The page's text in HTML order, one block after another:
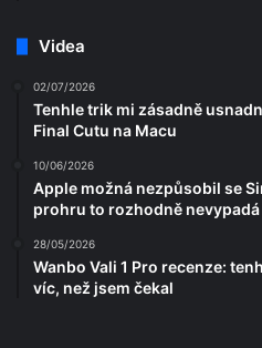
Videa
02/07/2026
Tenhle trik mi zásadně
Final Cutu na Macu
10/06/2026
Apple možná nezpůsobil se
prohru to rozhodně nevypadá
28/05/2026
Wanbo Vali 1 Pro recenze:
víc, než jsem čekal